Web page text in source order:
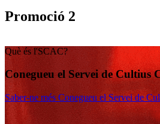
Promoció 2
Què és l'SCAC?
Conegueu el Servei de Cultius
Saber-ne més Conegueu el Servei de